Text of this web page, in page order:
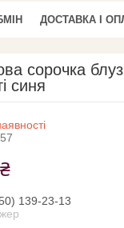
ДОСТАВКА І
сорочка
синя
139-23-13